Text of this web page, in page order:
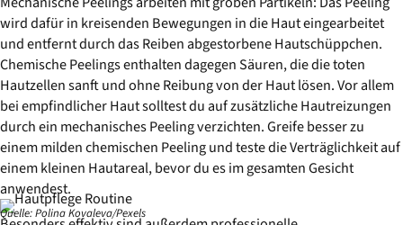
wird dafür in kreisenden Bewegungen in die Haut eingearbeitet
und entfernt durch das Reiben abgestorbene Hautschüppchen.
Chemische Peelings enthalten dagegen Säuren, die die toten
Hautzellen sanft und ohne Reibung von der Haut lösen. Vor allem
bei empfindlicher Haut solltest du auf zusätzliche Hautreizungen
durch ein mechanisches Peeling verzichten. Greife besser zu
einem milden chemischen Peeling und teste die Verträglichkeit auf
einem kleinen Hautareal, bevor du es im gesamten Gesicht
anwendest.
Quelle: Polina Kovaleva/Pexels